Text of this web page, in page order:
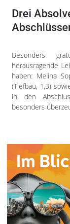
Drei
Besonders
herausragende
haben: Melina
(Tiefbau, 1,3)
in den
besonders